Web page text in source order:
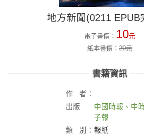
地方新聞(0211 EPUB
電子書價： 10元
紙本書價： 20元
書籍資訊
作
者：
出版
中國時報、中
子報
類
別： 報紙